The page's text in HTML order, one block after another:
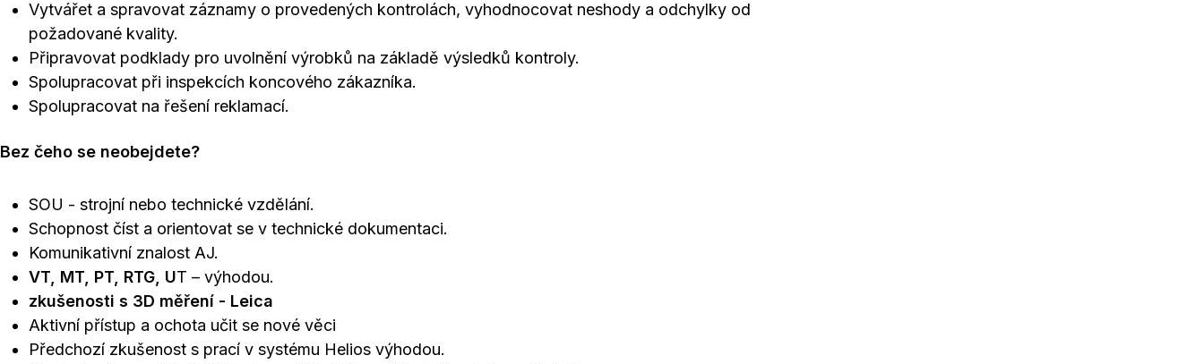
Vytvářet a spravovat záznamy o provedených kontrolách, vyhodnocovat neshody a odchylky od
požadované kvality.
Připravovat podklady pro uvolnění výrobků na základě výsledků kontroly.
Spolupracovat při inspekcích koncového zákazníka.
Spolupracovat na řešení reklamací.
Bez čeho se neobejdete?
SOU - strojní nebo technické vzdělání.
Schopnost číst a orientovat se v technické dokumentaci.
Komunikativní znalost AJ.
VT, MT, PT, RTG, UT – výhodou.
zkušenosti s 3D měření - Leica
Aktivní přístup a ochota učit se nové věci
Předchozí zkušenost s prací v systému Helios výhodou.